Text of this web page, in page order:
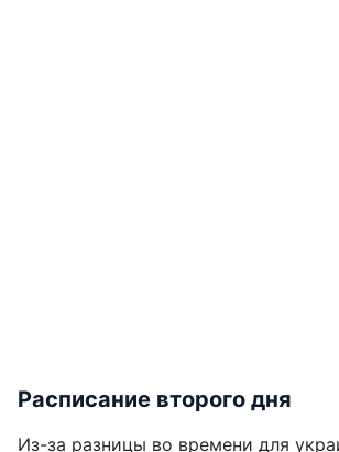
Расписание второго дня
Из-за разницы во времени для